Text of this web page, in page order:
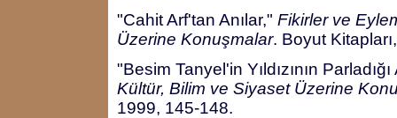
"Cahit Arf'tan Anılar," Fikirler ve
Üzerine Konuşmalar. Boyut
"Besim Tanyel'in Yıldızının
Kültür, Bilim ve Siyaset Üzerine
1999, 145-148.